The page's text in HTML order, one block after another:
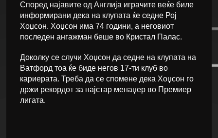
Според најавите од Англија играчите веќе биле
информирани дека на клупата ќе седне Рој
Хоџсон. Хоџсон има 74 години, а неговиот
последен ангажман беше во Кристал Палас.
Доколку се случи Хоџсон да седне на клупата на
Ватфорд тоа ќе биде негов 17-ти клуб во
кариерата. Треба да се спомене дека Хоџсон го
држи рекордот за најстар менаџер во Премиер
лигата.